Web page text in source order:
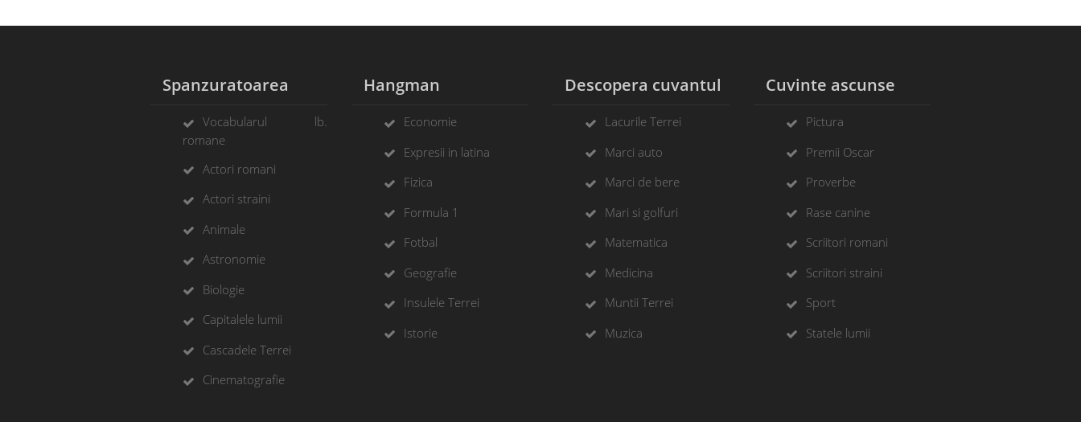
Spanzuratoarea
Vocabularul lb.
romane
Actori romani
Actori straini
Animale
Astronomie
Biologie
Capitalele lumii
Cascadele Terrei
Cinematografie
Hangman
Economie
Expresii in latina
Fizica
Formula 1
Fotbal
Geografie
Insulele Terrei
Istorie
Descopera cuvantul
Lacurile Terrei
Marci auto
Marci de bere
Mari si golfuri
Matematica
Medicina
Muntii Terrei
Muzica
Cuvinte ascunse
Pictura
Premii Oscar
Proverbe
Rase canine
Scriitori romani
Scriitori straini
Sport
Statele lumii